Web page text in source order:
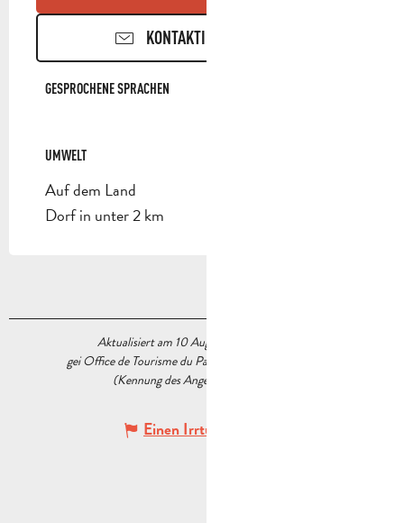
KONTAKTIEREN SIE UNS
GESPROCHENE SPRACHEN
GESPROCHENE SPRACHEN
UMWELT
UMWELT
Auf dem Land
Dorf in unter 2 km
Aktualisiert am 10 August 2026 Um 17:10
gei Office de Tourisme du Pays d’Aubagne et de l’Étoile
(Kennung des Angebots :
Einen Irrtum angeben